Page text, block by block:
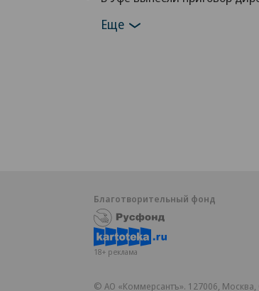
Еще
Благотворительный фонд
18+ реклама
© АО «Коммерсантъ». 127006, Москва,